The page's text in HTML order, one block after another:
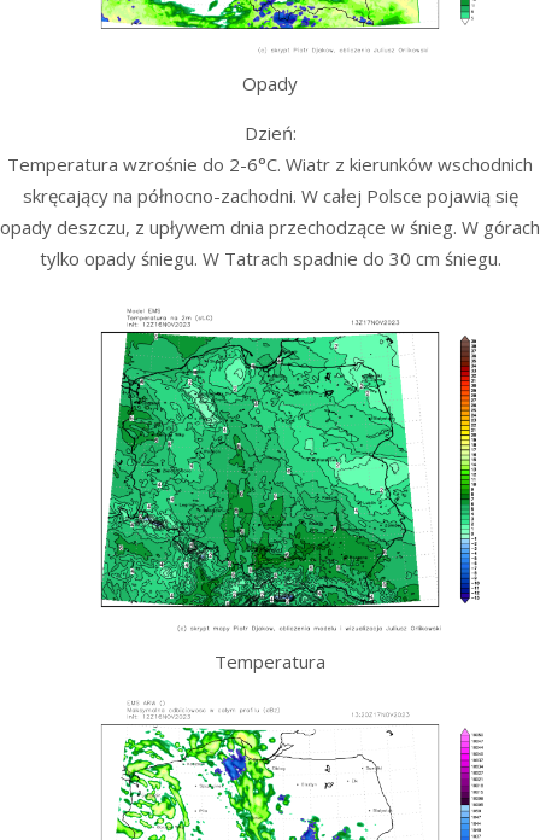
Opady
Dzień:
Temperatura wzrośnie do 2-6°C. Wiatr z kierunków wschodnich
skręcający na północno-zachodni. W całej Polsce pojawią się
opady deszczu, z upływem dnia przechodzące w śnieg. W górach
tylko opady śniegu. W Tatrach spadnie do 30 cm śniegu.
Temperatura